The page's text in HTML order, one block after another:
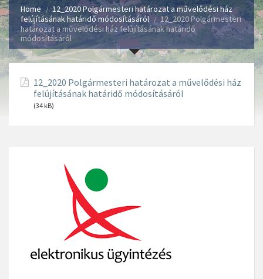
Home
12_2020 Polgármesteri határozat a művelődési ház
felújításának határidő módosításáról
12_2020 Polgármesteri
határozat a művelődési ház felújításának határidő
módosításáról
12_2020 Polgármesteri határozat a művelődési ház
felújításának határidő módosításáról
(34 kB)